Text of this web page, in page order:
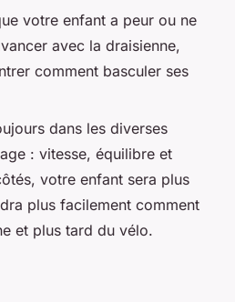
votre enfant a peur ou ne
avec la draisienne,
comment basculer ses
dans les diverses
: vitesse, équilibre et
votre enfant sera plus
plus facilement comment
et plus tard du vélo.